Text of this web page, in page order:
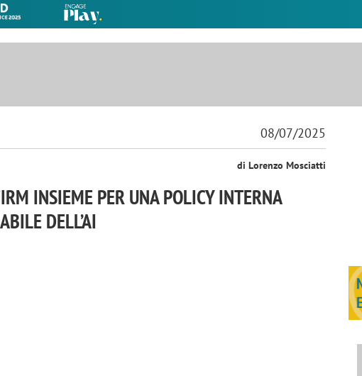
08/07/2025
di Lorenzo Mosciatti
INSIEME PER UNA POLICY INTERNA
DELL’AI